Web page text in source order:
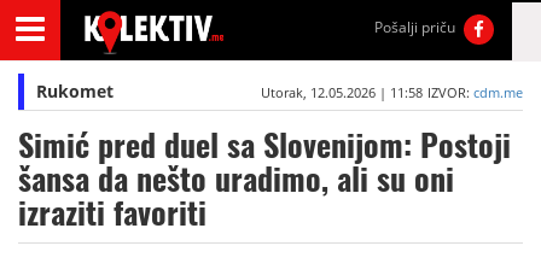
Pošalji priču
Rukomet Utorak, 12.05.2026 | 11:58 IZVOR: cdm.me
Simić pred duel sa Slovenijom: Postoji
šansa da nešto uradimo, ali su oni
izraziti favoriti